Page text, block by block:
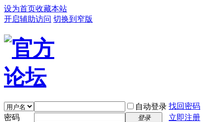
设为首页收藏本站
开启辅助访问 切换到窄版
自动登录 找回密码
密码
登录 立即注册